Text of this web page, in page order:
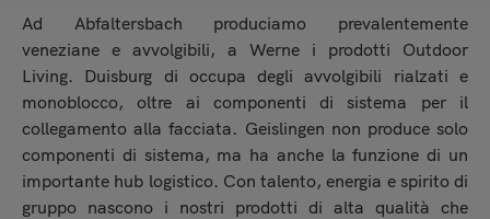
Ad Abfaltersbach produciamo prevalentemente
veneziane e avvolgibili, a Werne i prodotti Outdoor
Living. Duisburg di occupa degli avvolgibili rialzati e
monoblocco, oltre ai componenti di sistema per il
collegamento alla facciata. Geislingen non produce solo
componenti di sistema, ma ha anche la funzione di un
importante hub logistico. Con talento, energia e spirito di
gruppo nascono i nostri prodotti di alta qualità che